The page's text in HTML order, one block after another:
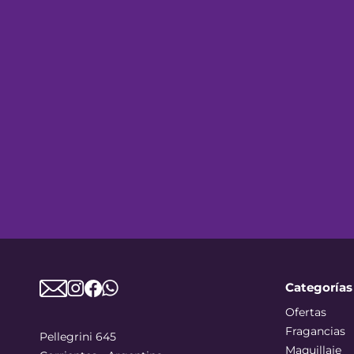
Pellegrini 645
Categorías
Ofertas
Fragancias
Maquillaje